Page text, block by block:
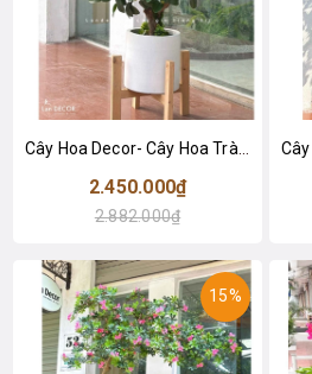
2.450.000₫
2.882.000₫
15%